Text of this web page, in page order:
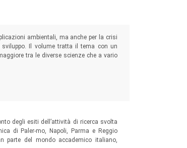
ambientali, ma anche per la crisi
sviluppo. Il volume tratta il tema con un
tra le diverse scienze che a vario
degli esiti dell’attività di ricerca svolta
di Paler-mo, Napoli, Parma e Reggio
parte del mondo accademico italiano,